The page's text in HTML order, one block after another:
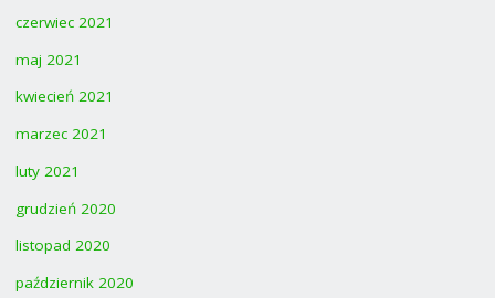
czerwiec 2021
maj 2021
kwiecień 2021
marzec 2021
luty 2021
grudzień 2020
listopad 2020
październik 2020